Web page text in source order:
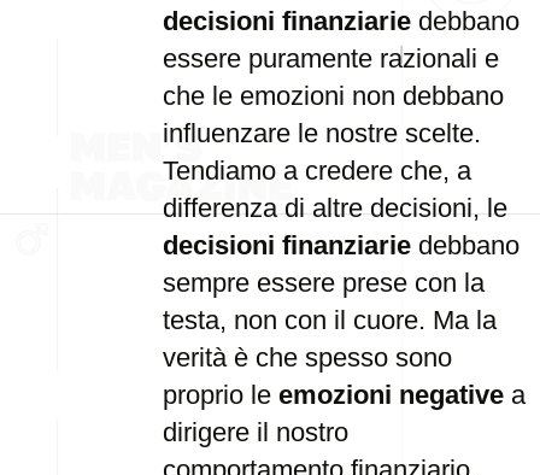
decisioni finanziarie debbano
essere puramente razionali e
che le emozioni non debbano
influenzare le nostre scelte.
Tendiamo a credere che, a
differenza di altre decisioni, le
decisioni finanziarie debbano
sempre essere prese con la
testa, non con il cuore. Ma la
verità è che spesso sono
proprio le emozioni negative a
dirigere il nostro